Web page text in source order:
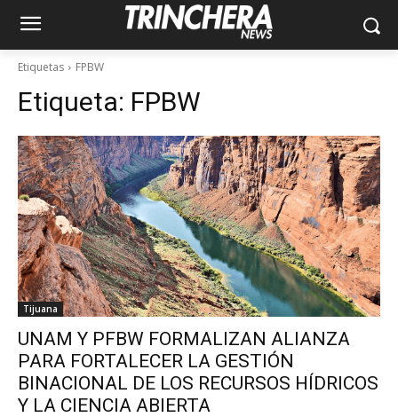
Etiquetas FPBW
Etiqueta: FPBW
Tijuana
UNAM Y PFBW FORMALIZAN ALIANZA
PARA FORTALECER LA GESTIÓN
BINACIONAL DE LOS RECURSOS HÍDRICOS
Y LA CIENCIA ABIERTA